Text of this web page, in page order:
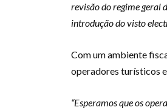
revisão do regime geral
introdução do visto
Com um ambiente
operadores turísticos
“Esperamos que os